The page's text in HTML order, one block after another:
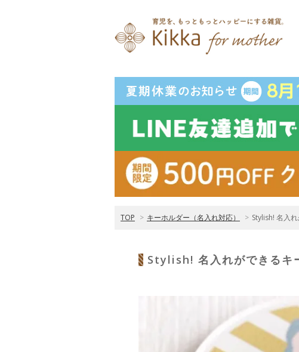
TOP > キーホルダー（名入れ対応） > Stylish! 名入
Stylish! 名入れができるキ